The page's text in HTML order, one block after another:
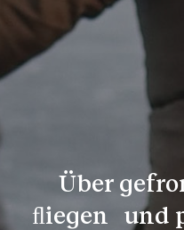
Über
ﬂiegen
und